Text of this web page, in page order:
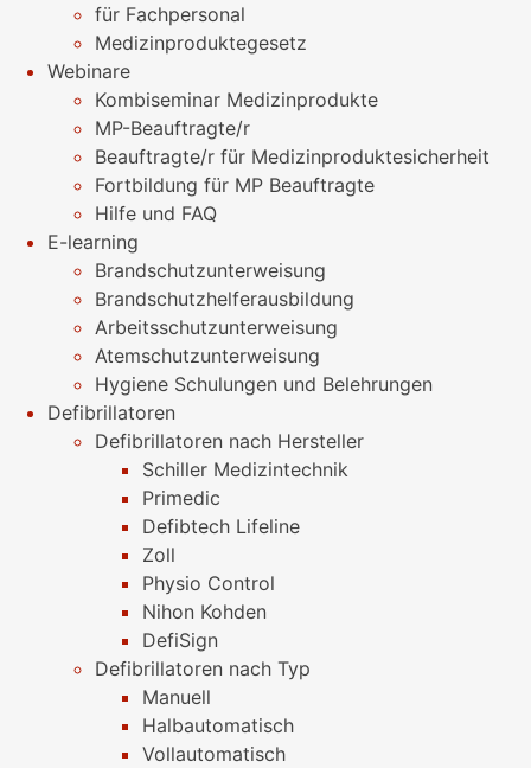
für Fachpersonal
Medizinproduktegesetz
Webinare
Kombiseminar Medizinprodukte
MP-Beauftragte/r
Beauftragte/r für Medizinproduktesicherheit
Fortbildung für MP Beauftragte
Hilfe und FAQ
E-learning
Brandschutzunterweisung
Brandschutzhelferausbildung
Arbeitsschutzunterweisung
Atemschutzunterweisung
Hygiene Schulungen und Belehrungen
Defibrillatoren
Defibrillatoren nach Hersteller
Schiller Medizintechnik
Primedic
Defibtech Lifeline
Zoll
Physio Control
Nihon Kohden
DefiSign
Defibrillatoren nach Typ
Manuell
Halbautomatisch
Vollautomatisch